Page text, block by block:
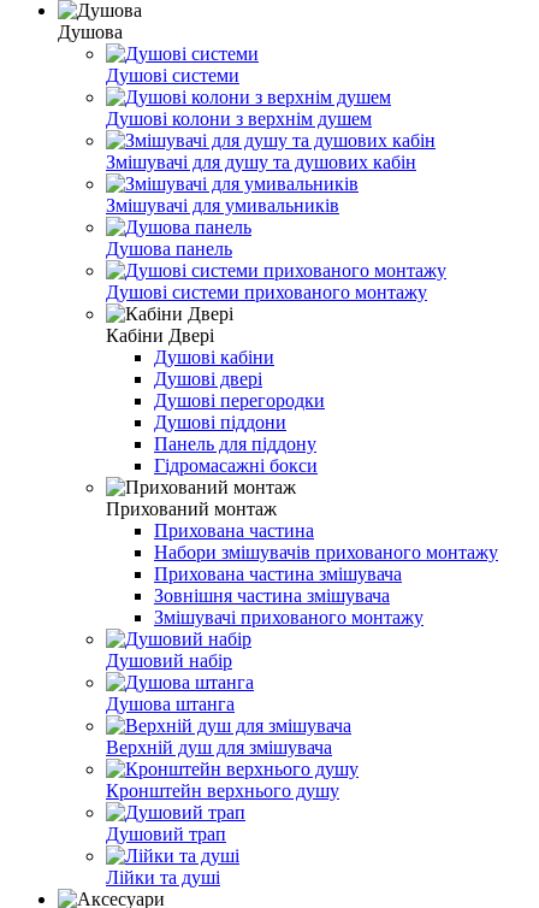
Душова
Душові системи
Душові колони з верхнім душем
Змішувачі для душу та душових кабін
Змішувачі для умивальників
Душова панель
Душові системи прихованого монтажу
Кабіни Двері
Душові кабіни
Душові двері
Душові перегородки
Душові піддони
Панель для піддону
Гідромасажні бокси
Прихований монтаж
Прихована частина
Набори змішувачів прихованого монтажу
Прихована частина змішувача
Зовнішня частина змішувача
Змішувачі прихованого монтажу
Душовий набір
Душова штанга
Верхній душ для змішувача
Кронштейн верхнього душу
Душовий трап
Лійки та душі